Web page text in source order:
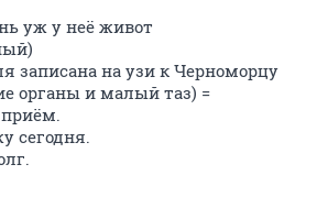
уж у неё живот
записана на узи к Черноморцу
органы и малый таз) =
приём.
сегодня.